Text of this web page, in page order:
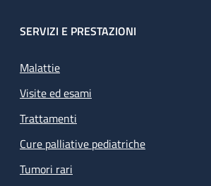
SERVIZI E PRESTAZIONI
Malattie
Visite ed esami
Trattamenti
Cure palliative pediatriche
Tumori rari